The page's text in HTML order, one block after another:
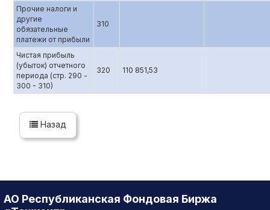
Прочие налоги и
другие
обязательные
платежи от прибыли
310
Чистая прибыль
(убыток) отчетного
периода (стр. 290 -
300 - 310)
320 110 851,53
Назад
АО Республиканская Фондовая Биржа